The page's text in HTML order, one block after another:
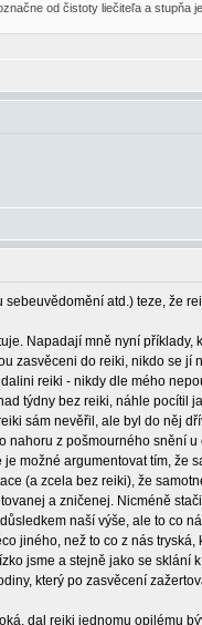
od čistoty liečiteľa a stupňa
atd.) teze, že
Napadají mně nyní
zasvěceni do reiki, nikdo se
reiki - nikdy dle mého
týdny bez reiki, náhle
sám nevěřil, ale byl do něj
z pošmourného snění
možné argumentovat tím, že
(a zcela bez reiki), že
a zničenej. Nicméně
naší výše, ale to co
jiného, než to co z nás
jsme a stejně jako se
který po zasvěcení
dal reiki jednomu opilému